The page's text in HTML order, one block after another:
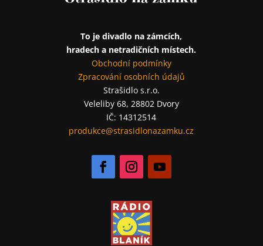
To je divadlo na zámcích,
hradech a netradičních místech.
Obchodní podmínky
Zpracování osobních údajů
Strašidlo s.r.o.
Veleliby 68, 28802 Dvory
IČ: 14312514
produkce@strasidlonazamku.cz